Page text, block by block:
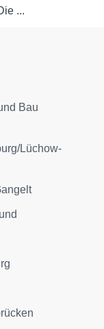
...
Bau
Lüchow-